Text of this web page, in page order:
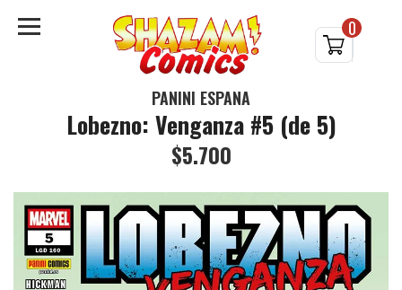
0
PANINI ESPAÑA
Lobezno: Venganza #5 (de 5)
$5.700